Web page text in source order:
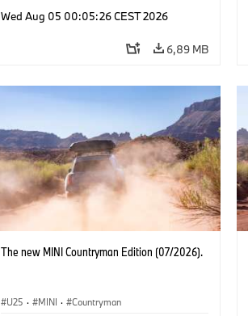
Wed Aug 05 00:05:26 CEST 2026
6,89 MB
The new MINI Countryman Edition (07/2026).
U25 · MINI · Countryman